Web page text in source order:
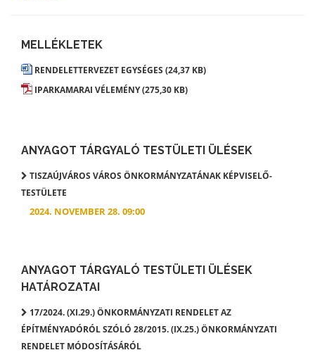
MELLÉKLETEK
RENDELETTERVEZET EGYSÉGES (24,37 KB)
IPARKAMARAI VÉLEMÉNY (275,30 KB)
ANYAGOT TÁRGYALÓ TESTÜLETI ÜLÉSEK
TISZAÚJVÁROS VÁROS ÖNKORMÁNYZATÁNAK KÉPVISELŐ-
TESTÜLETE
2024. NOVEMBER 28. 09:00
ANYAGOT TÁRGYALÓ TESTÜLETI ÜLÉSEK
HATÁROZATAI
17/2024. (XI.29.) ÖNKORMÁNYZATI RENDELET AZ
ÉPÍTMÉNYADÓRÓL SZÓLÓ 28/2015. (IX.25.) ÖNKORMÁNYZATI
RENDELET MÓDOSÍTÁSÁRÓL